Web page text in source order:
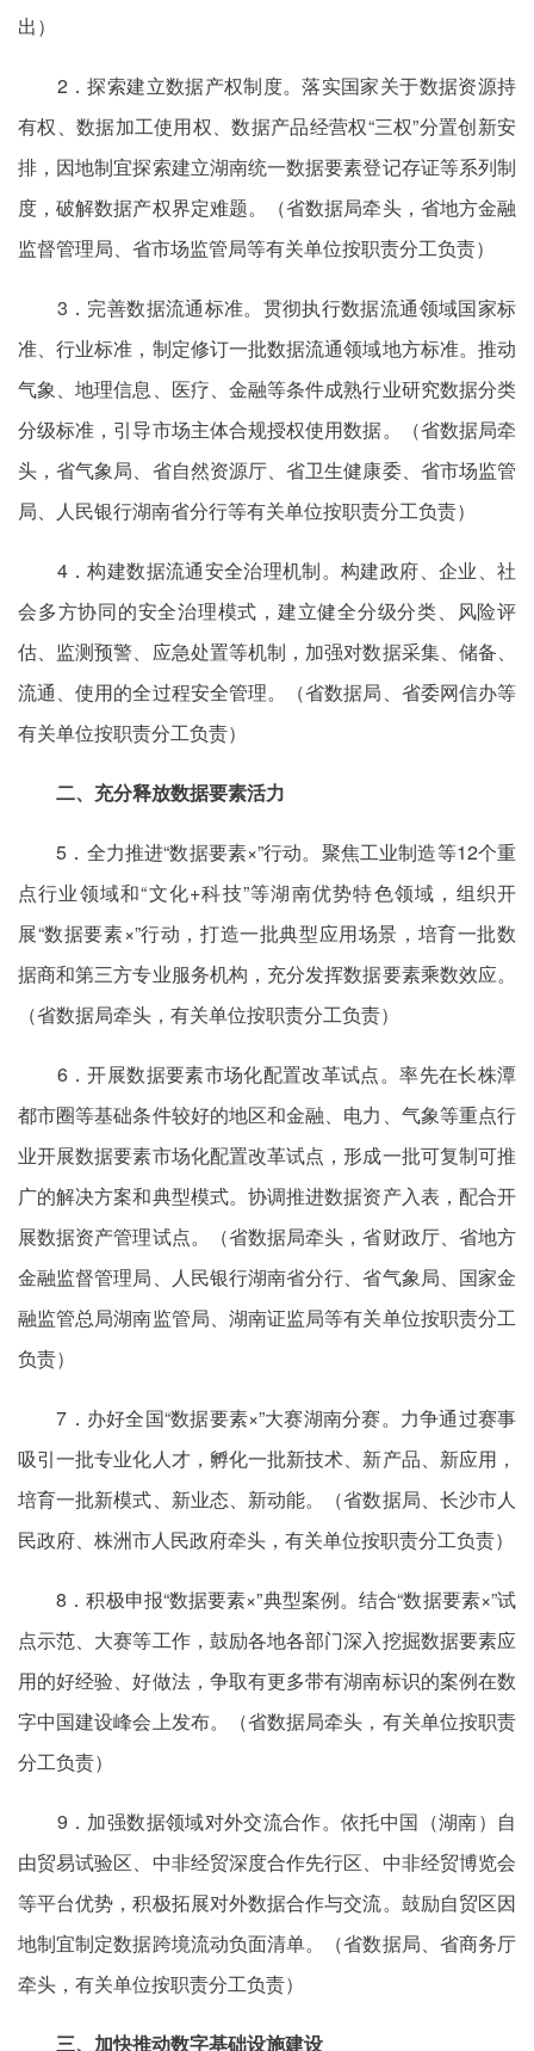
出）
2．探索建立数据产权制度。落实国家关于数据资源持
有权、数据加工使用权、数据产品经营权“三权”分置创新安
排，因地制宜探索建立湖南统一数据要素登记存证等系列制
度，破解数据产权界定难题。（省数据局牵头，省地方金融
监督管理局、省市场监管局等有关单位按职责分工负责）
3．完善数据流通标准。贯彻执行数据流通领域国家标
准、行业标准，制定修订一批数据流通领域地方标准。推动
气象、地理信息、医疗、金融等条件成熟行业研究数据分类
分级标准，引导市场主体合规授权使用数据。（省数据局牵
头，省气象局、省自然资源厅、省卫生健康委、省市场监管
局、人民银行湖南省分行等有关单位按职责分工负责）
4．构建数据流通安全治理机制。构建政府、企业、社
会多方协同的安全治理模式，建立健全分级分类、风险评
估、监测预警、应急处置等机制，加强对数据采集、储备、
流通、使用的全过程安全管理。（省数据局、省委网信办等
有关单位按职责分工负责）
二、充分释放数据要素活力
5．全力推进“数据要素×”行动。聚焦工业制造等12个重
点行业领域和“文化+科技”等湖南优势特色领域，组织开
展“数据要素×”行动，打造一批典型应用场景，培育一批数
据商和第三方专业服务机构，充分发挥数据要素乘数效应。
（省数据局牵头，有关单位按职责分工负责）
6．开展数据要素市场化配置改革试点。率先在长株潭
都市圈等基础条件较好的地区和金融、电力、气象等重点行
业开展数据要素市场化配置改革试点，形成一批可复制可推
广的解决方案和典型模式。协调推进数据资产入表，配合开
展数据资产管理试点。（省数据局牵头，省财政厅、省地方
金融监督管理局、人民银行湖南省分行、省气象局、国家金
融监管总局湖南监管局、湖南证监局等有关单位按职责分工
负责）
7．办好全国“数据要素×”大赛湖南分赛。力争通过赛事
吸引一批专业化人才，孵化一批新技术、新产品、新应用，
培育一批新模式、新业态、新动能。（省数据局、长沙市人
民政府、株洲市人民政府牵头，有关单位按职责分工负责）
8．积极申报“数据要素×”典型案例。结合“数据要素×”试
点示范、大赛等工作，鼓励各地各部门深入挖掘数据要素应
用的好经验、好做法，争取有更多带有湖南标识的案例在数
字中国建设峰会上发布。（省数据局牵头，有关单位按职责
分工负责）
9．加强数据领域对外交流合作。依托中国（湖南）自
由贸易试验区、中非经贸深度合作先行区、中非经贸博览会
等平台优势，积极拓展对外数据合作与交流。鼓励自贸区因
地制宜制定数据跨境流动负面清单。（省数据局、省商务厅
牵头，有关单位按职责分工负责）
三、加快推动数字基础设施建设